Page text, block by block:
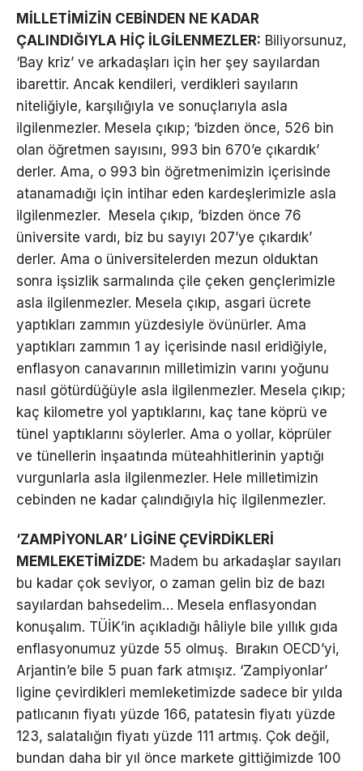
MİLLETİMİZİN CEBİNDEN NE KADAR
ÇALINDIĞIYLA HİÇ İLGİLENMEZLER: Biliyorsunuz,
‘Bay kriz’ ve arkadaşları için her şey sayılardan
ibarettir. Ancak kendileri, verdikleri sayıların
niteliğiyle, karşılığıyla ve sonuçlarıyla asla
ilgilenmezler. Mesela çıkıp; ‘bizden önce, 526 bin
olan öğretmen sayısını, 993 bin 670’e çıkardık’
derler. Ama, o 993 bin öğretmenimizin içerisinde
atanamadığı için intihar eden kardeşlerimizle asla
ilgilenmezler. Mesela çıkıp, ‘bizden önce 76
üniversite vardı, biz bu sayıyı 207’ye çıkardık’
derler. Ama o üniversitelerden mezun olduktan
sonra işsizlik sarmalında çile çeken gençlerimizle
asla ilgilenmezler. Mesela çıkıp, asgari ücrete
yaptıkları zammın yüzdesiyle övünürler. Ama
yaptıkları zammın 1 ay içerisinde nasıl eridiğiyle,
enflasyon canavarının milletimizin varını yoğunu
nasıl götürdüğüyle asla ilgilenmezler. Mesela çıkıp;
kaç kilometre yol yaptıklarını, kaç tane köprü ve
tünel yaptıklarını söylerler. Ama o yollar, köprüler
ve tünellerin inşaatında müteahhitlerinin yaptığı
vurgunlarla asla ilgilenmezler. Hele milletimizin
cebinden ne kadar çalındığıyla hiç ilgilenmezler.
‘ZAMPİYONLAR’ LİGİNE ÇEVİRDİKLERİ
MEMLEKETİMİZDE: Madem bu arkadaşlar sayıları
bu kadar çok seviyor, o zaman gelin biz de bazı
sayılardan bahsedelim… Mesela enflasyondan
konuşalım. TÜİK’in açıkladığı hâliyle bile yıllık gıda
enflasyonumuz yüzde 55 olmuş. Bırakın OECD’yi,
Arjantin’e bile 5 puan fark atmışız. ‘Zampiyonlar’
ligine çevirdikleri memleketimizde sadece bir yılda
patlıcanın fiyatı yüzde 166, patatesin fiyatı yüzde
123, salatalığın fiyatı yüzde 111 artmış. Çok değil,
bundan daha bir yıl önce markete gittiğimizde 100